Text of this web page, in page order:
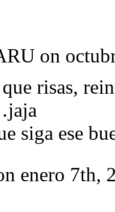
on
risas,
siga ese
enero 7th,